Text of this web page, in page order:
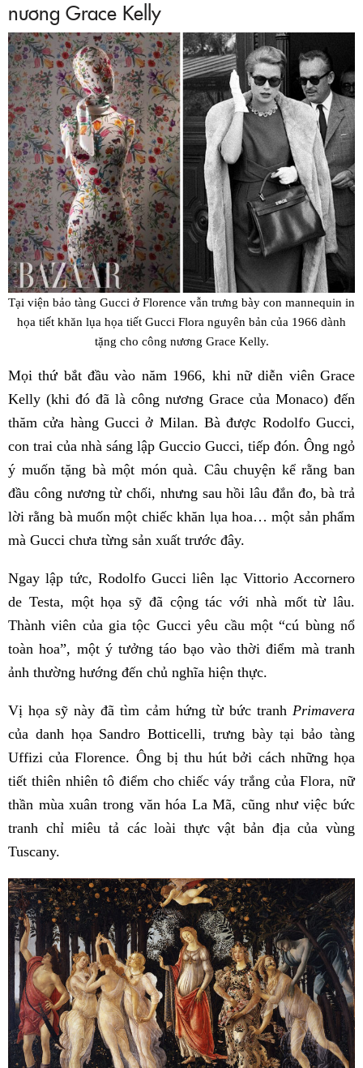
nương Grace Kelly
Tại viện bảo tàng Gucci ở Florence vẫn trưng bày con mannequin in
họa tiết khăn lụa họa tiết Gucci Flora nguyên bản của 1966 dành
tặng cho công nương Grace Kelly.
Mọi thứ bắt đầu vào năm 1966, khi nữ diễn viên Grace
Kelly (khi đó đã là công nương Grace của Monaco) đến
thăm cửa hàng Gucci ở Milan. Bà được Rodolfo Gucci,
con trai của nhà sáng lập Guccio Gucci, tiếp đón. Ông ngỏ
ý muốn tặng bà một món quà. Câu chuyện kể rằng ban
đầu công nương từ chối, nhưng sau hồi lâu đắn đo, bà trả
lời rằng bà muốn một chiếc khăn lụa hoa… một sản phẩm
mà Gucci chưa từng sản xuất trước đây.
Ngay lập tức, Rodolfo Gucci liên lạc Vittorio Accornero
de Testa, một họa sỹ đã cộng tác với nhà mốt từ lâu.
Thành viên của gia tộc Gucci yêu cầu một “cú bùng nổ
toàn hoa”, một ý tưởng táo bạo vào thời điểm mà tranh
ảnh thường hướng đến chủ nghĩa hiện thực.
Vị họa sỹ này đã tìm cảm hứng từ bức tranh Primavera
của danh họa Sandro Botticelli, trưng bày tại bảo tàng
Uffizi của Florence. Ông bị thu hút bởi cách những họa
tiết thiên nhiên tô điểm cho chiếc váy trắng của Flora, nữ
thần mùa xuân trong văn hóa La Mã, cũng như việc bức
tranh chỉ miêu tả các loài thực vật bản địa của vùng
Tuscany.